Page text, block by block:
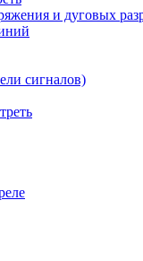
и дуговых
сигналов)